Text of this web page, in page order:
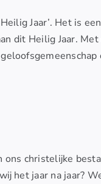
Jaar’. Het is een
dit Heilig Jaar.
christelijke
het jaar na jaar?